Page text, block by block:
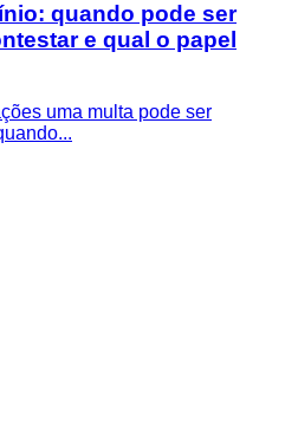
quando pode ser
e qual o papel
uma multa pode ser